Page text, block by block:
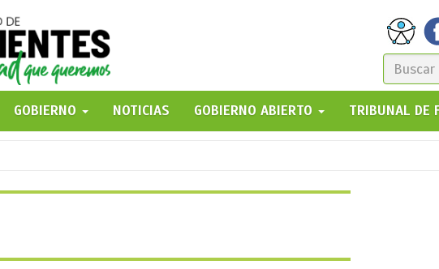
DE
GO!
GOBIERNO NOTICIAS GOBIERNO ABIERTO TRIBUNAL DE